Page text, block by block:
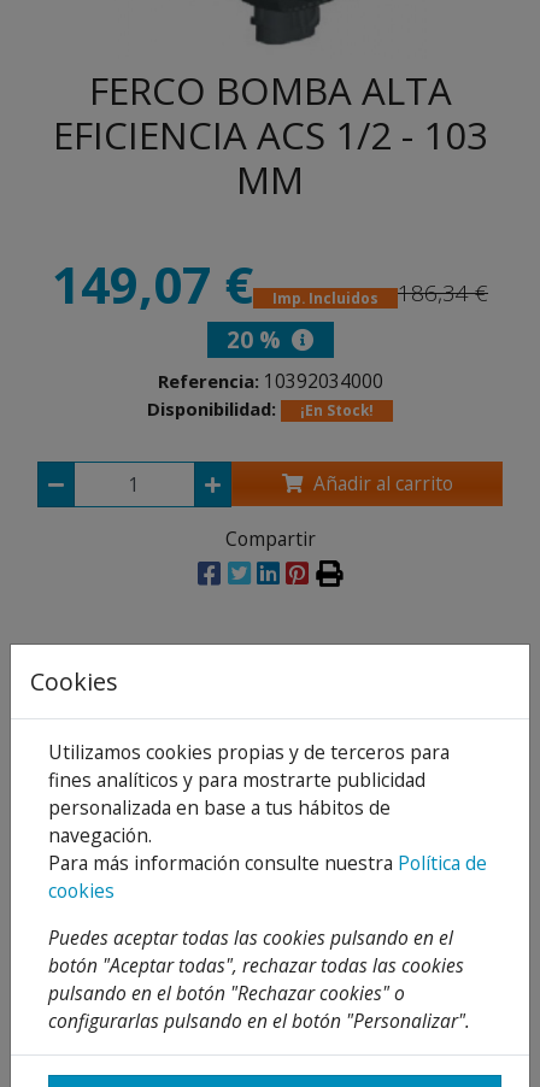
FERCO BOMBA ALTA
EFICIENCIA ACS 1/2 - 103
MM
149,07 € Imp. Incluidos
186,34 €
20 %
Referencia: 10392034000
Disponibilidad: ¡En Stock!
Añadir al carrito
Compartir
Detalles
Adjuntos
Opiniones
BOMBA RECIRCULADORA AGUA CALIENTE FERCO
RS12/1.2EM
LONGITUD: 103 MM
CONEXIÓN 1"
TENSIÓN 220V.
Cookies
Utilizamos cookies propias y de terceros para
fines analíticos y para mostrarte publicidad
personalizada en base a tus hábitos de
navegación.
Para más información consulte nuestra Política de
cookies
Puedes aceptar todas las cookies pulsando en el
botón "Aceptar todas", rechazar todas las cookies
pulsando en el botón "Rechazar cookies" o
configurarlas pulsando en el botón "Personalizar".